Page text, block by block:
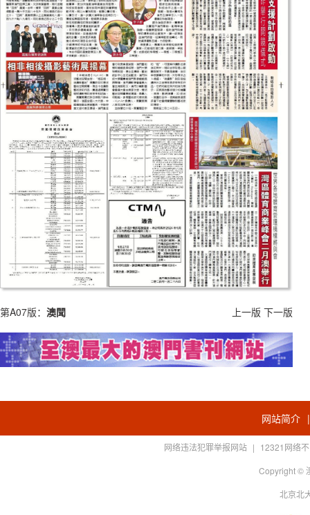
第A07版： 澳聞 上一版 下一版
网站简介
网络违法犯罪举报网站 | 12321网络
Copyright ©
北京北